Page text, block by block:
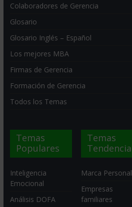
Colaboradores de Gerencia
Glosario
Glosario Inglés – Español
Los mejores MBA
Firmas de Gerencia
Formación de Gerencia
Todos los Temas
Temas
Populares
Inteligencia
Emocional
Análisis DOFA
Temas
Tendencia
Marca Personal
Empresas
familiares